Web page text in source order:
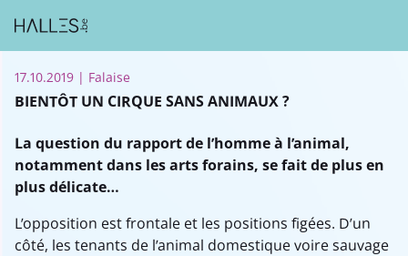
17.10.2019 | Falaise
BIENTÔT UN CIRQUE SANS ANIMAUX ?
La question du rapport de l’homme à l’animal,
notamment dans les arts forains, se fait de plus en
plus délicate…
L’opposition est frontale et les positions figées. D’un
côté, les tenants de l’animal domestique voire sauvage